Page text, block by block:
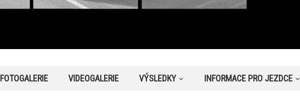
FOTOGALERIE VIDEOGALERIE VÝSLEDKY INFORMACE PRO JEZDCE